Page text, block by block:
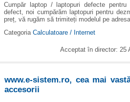
Cumpăr laptop / laptopuri defecte
defect, noi cumpărăm laptopuri pentru
preț, vă rugăm să trimiteți modelul pe adresa.
Categoria Calculatoare / Internet
Acceptat în director: 25
www.e-sistem.ro, cea mai
accesorii